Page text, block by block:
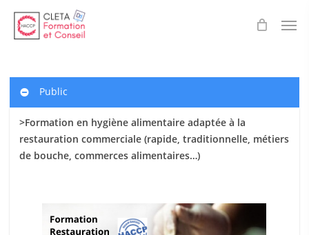
main
Public
>Formation en hygiène alimentaire adaptée à la
restauration commerciale (rapide, traditionnelle, métiers
de bouche, commerces alimentaires…)